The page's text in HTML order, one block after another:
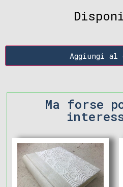
Aggiungi
Ma forse